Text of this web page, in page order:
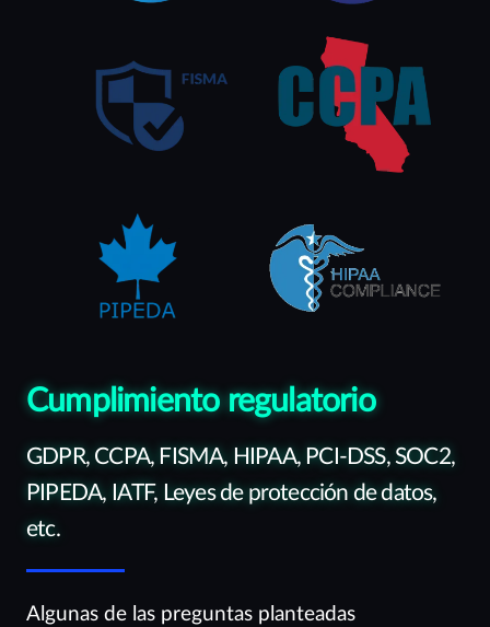
Cumplimiento regulatorio
GDPR, CCPA, FISMA, HIPAA, PCI-DSS, SOC2,
PIPEDA, IATF, Leyes de protección de datos,
etc.
Algunas de las preguntas planteadas